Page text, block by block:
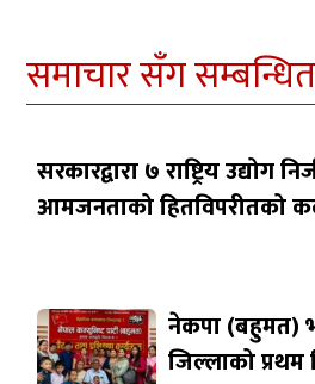
समाचार सँग सम्बन्धित
सरकारद्वारा ७ राष्ट्रिय उद्योग
आमजनताको हितविपरीतको
नेकपा (बहुमत)
जिल्लाको